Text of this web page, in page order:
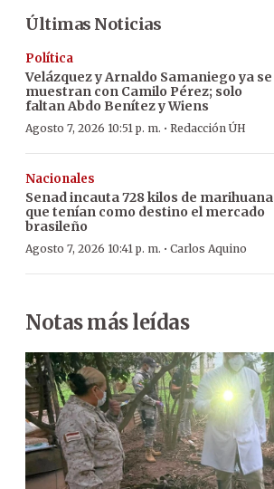
Últimas Noticias
Política
Velázquez y Arnaldo Samaniego ya se
muestran con Camilo Pérez; solo
faltan Abdo Benítez y Wiens
Agosto 7, 2026 10:51 p. m. · Redacción ÚH
Nacionales
Senad incauta 728 kilos de marihuana
que tenían como destino el mercado
brasileño
Agosto 7, 2026 10:41 p. m. · Carlos Aquino
Notas más leídas